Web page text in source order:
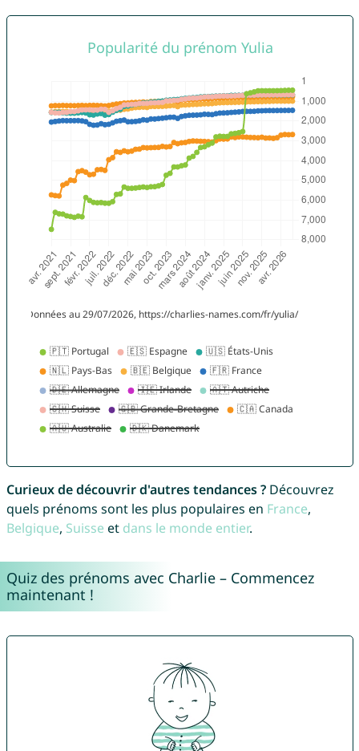
Curieux de découvrir d'autres tendances ?Découvrez
quels prénoms sont les plus populaires en France,
Belgique, Suisse et dans le monde entier.
Quiz des prénoms avec Charlie – Commencez
maintenant !